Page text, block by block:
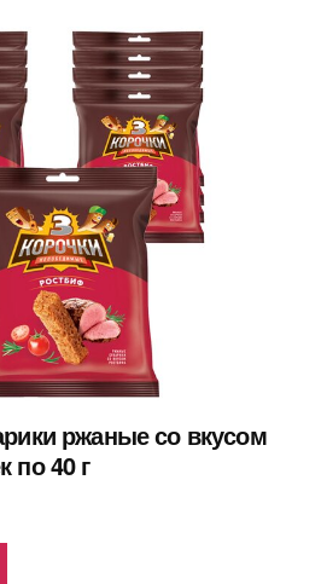
ржаные со вкусом
по 40 г